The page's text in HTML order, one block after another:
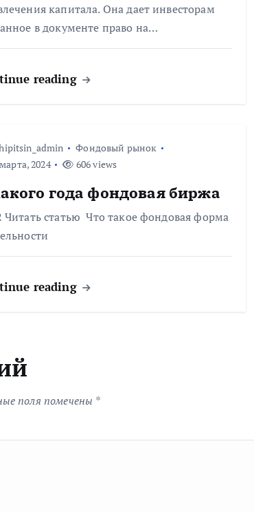
капитала. Она дает инвесторам
в документе право на…
reading
Фондовый рынок
2024
606 views
года фондовая биржа
Читать статью Что такое фондовая форма
reading
поля помечены *